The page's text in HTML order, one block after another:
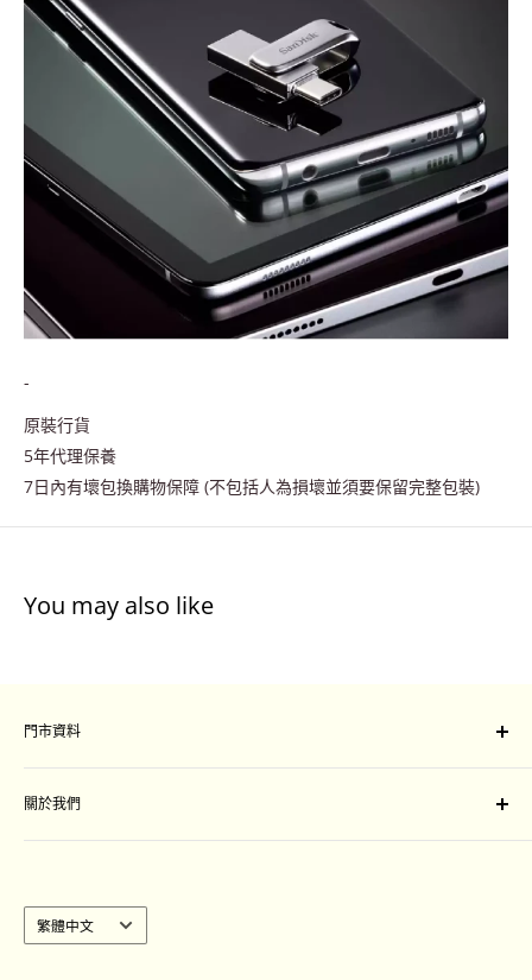
-
原裝行貨
5年代理保養
7日內有壞包換購物保障 (不包括人為損壞並須要保留完整包裝)
You may also like
門市資料
門市地址：
旺角山東街47-51號星際城市一樓109-111 號舖
Unit 109-111, Sim City, 47-51 Shan Tung Street, Mong
營業時間 :
關於我們
付款及運送安排
聯絡我們
言
繁體中文